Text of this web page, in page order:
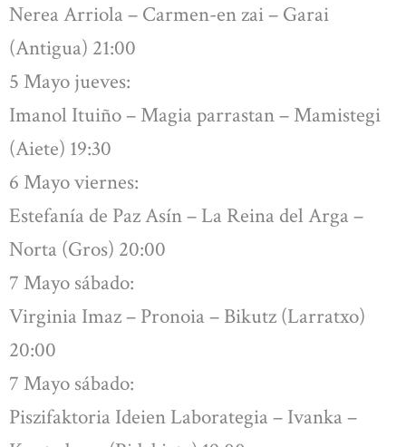
Nerea Arriola – Carmen-en zai – Garai
(Antigua) 21:00
5 Mayo jueves:
Imanol Ituiño – Magia parrastan – Mamistegi
(Aiete) 19:30
6 Mayo viernes:
Estefanía de Paz Asín – La Reina del Arga –
Norta (Gros) 20:00
7 Mayo sábado:
Virginia Imaz – Pronoia – Bikutz (Larratxo)
20:00
7 Mayo sábado:
Piszifaktoria Ideien Laborategia – Ivanka –